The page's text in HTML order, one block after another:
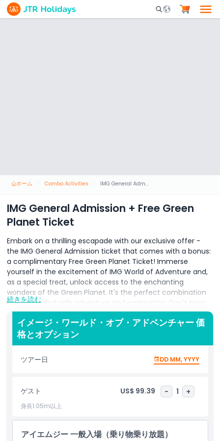
Mobile Search
ホーム Combo Activities IMG General Admission + Free Green Planet Ticket
IMG General Admission + Free Green
Planet Ticket
Embark on a thrilling escapade with our exclusive offer -
the IMG General Admission ticket that comes with a bonus:
a complimentary Free Green Planet Ticket! Immerse
yourself in the excitement of IMG World of Adventure and,
as a special treat, unlock access to the enchanting
wonders of the Green Planet. It's the perfect combination
for a day filled with adventure and exploration. Don't miss
out on this limited-time opportunity to enjoy the best of
both worlds. Grab your tickets now and make memories
that blend the excitement of IMG with the natural wonders
of the Green Planet, all in one unforgettable experience!
含まれるもの
子供／大人ポリシー
続きを読む
イメージ・ワールド・オブ・アドベンチャー 価
格とオプション
ツアー日 DD MM, YYYY
ゲスト US$ 99.39 - 1 +
身長1.05m以上
アイエムジー 一般入場（乗り物乗り放題）